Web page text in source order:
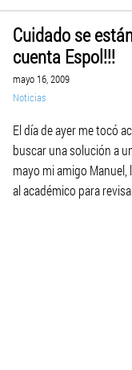
Cuidado se
cuenta Espol!!!
mayo 16, 2009
Noticias
El día de ayer me tocó
buscar una solución a
mayo mi amigo
al académico para